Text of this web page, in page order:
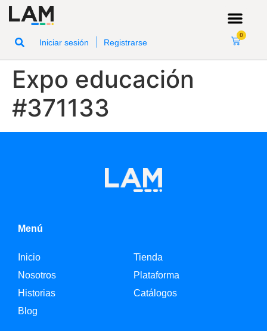
Iniciar sesión Registrarse
0
Expo educación
#371133
Menú
Inicio
Nosotros
Historias
Blog
Tienda
Plataforma
Catálogos